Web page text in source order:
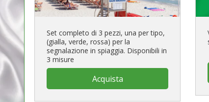
Set completo di 3 pezzi, una per tipo,
(gialla, verde, rossa) per la
segnalazione in spiaggia. Disponibili in
3 misure
Acquista